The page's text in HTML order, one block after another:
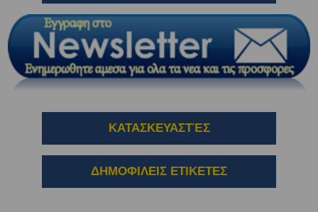
ΚΑΤΑΣΚΕΥΑΣΤΈΣ
ΔΗΜΟΦΙΛΕΙΣ ΕΤΙΚΕΤΕΣ